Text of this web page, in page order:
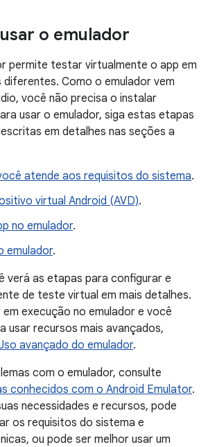
o emulador
permite testar virtualmente o app em
Como o emulador vem
você não precisa o instalar
usar o emulador, siga estas etapas
em detalhes nas seções a
atende aos requisitos do sistema.
virtual Android (AVD).
no emulador.
emulador.
verá as etapas para configurar e
de teste virtual em mais detalhes.
execução no emulador e você
usar recursos mais avançados,
avançado do emulador.
com o emulador, consulte
conhecidos com o Android Emulator.
necessidades e recursos, pode
os requisitos do sistema e
ou pode ser melhor usar um